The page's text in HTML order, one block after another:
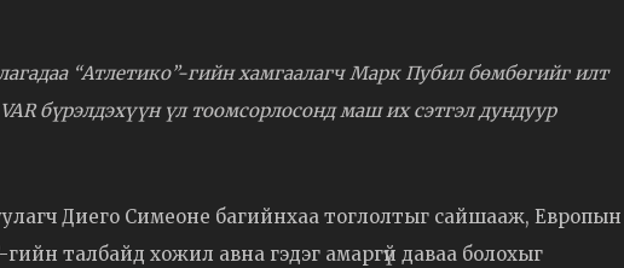
“Атлетико”-гийн хамгаалагч Марк Пубил бөмбөгийг илт
бүрэлдэхүүн үл тоомсорлосонд маш их сэтгэл дундуур
Диего Симеоне багийнхаа тоглолтыг сайшааж, Европын
талбайд хожил авна гэдэг амаргүй даваа болохыг